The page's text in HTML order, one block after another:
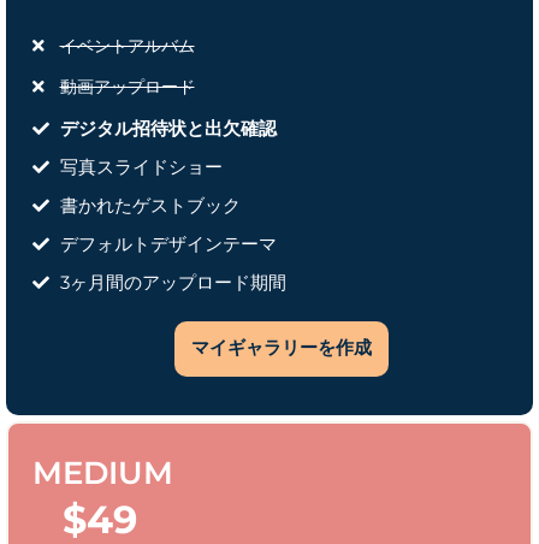
イベントアルバム
動画アップロード
デジタル招待状と出欠確認
写真スライドショー
書かれたゲストブック
デフォルトデザインテーマ
3ヶ月間のアップロード期間
マイギャラリーを作成
MEDIUM
$49